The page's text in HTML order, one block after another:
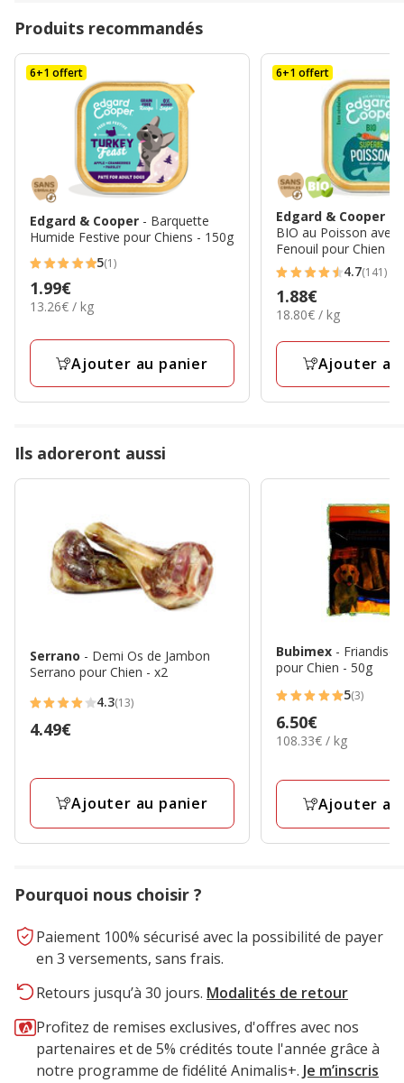
Produits recommandés
6+1 offert
Edgard & Cooper - Barquette
Humide Festive pour Chiens - 150g
5
étoiles
avec
1
5(1)
Prix
1.99€
1.99€
13.26€
Kg
13.26€ / kg
Ajouter au panier
6+1 offert
Edgard & Cooper
BIO au Poisson avec
Fenouil pour Chien -
4.7
étoiles
avec
141
4.7(141)
Prix
1.88€
1.88€
18.80€
Kg
18.80€ / kg
Ajouter
Ils adoreront aussi
Serrano - Demi Os de Jambon
Serrano pour Chien - x2
4.3
étoiles
13
4.3(13)
Prix
4.49€
Ajouter au panier
Bubimex -
pour Chien - 50g
5
étoiles
avec
avis
5(3)
Prix
6.50€
6.50€
108.33€
108.33€ / kg
Ajouter
Pourquoi nous choisir ?
Paiement 100% sécurisé avec la possibilité de payer
en 3 versements, sans frais.
Retours jusqu’à 30 jours. Modalités de retour
Profitez de remises exclusives, d'offres avec nos
partenaires et de 5% crédités toute l'année grâce à
notre programme de fidélité Animalis+. Je m’inscris